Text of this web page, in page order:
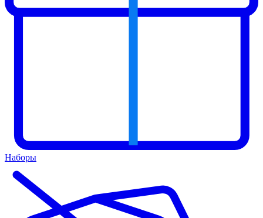
Наборы